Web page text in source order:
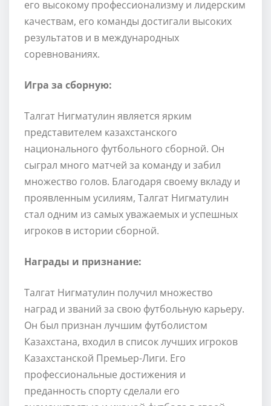
его высокому профессионализму и лидерским
качествам, его команды достигали высоких
результатов и в международных
соревнованиях.
Игра за сборную:
Талгат Нигматулин является ярким
представителем казахстанского
национального футбольного сборной. Он
сыграл много матчей за команду и забил
множество голов. Благодаря своему вкладу и
проявленным усилиям, Талгат Нигматулин
стал одним из самых уважаемых и успешных
игроков в истории сборной.
Награды и признание:
Талгат Нигматулин получил множество
наград и званий за свою футбольную карьеру.
Он был признан лучшим футболистом
Казахстана, входил в список лучших игроков
Казахстанской Премьер-Лиги. Его
профессиональные достижения и
преданность спорту сделали его